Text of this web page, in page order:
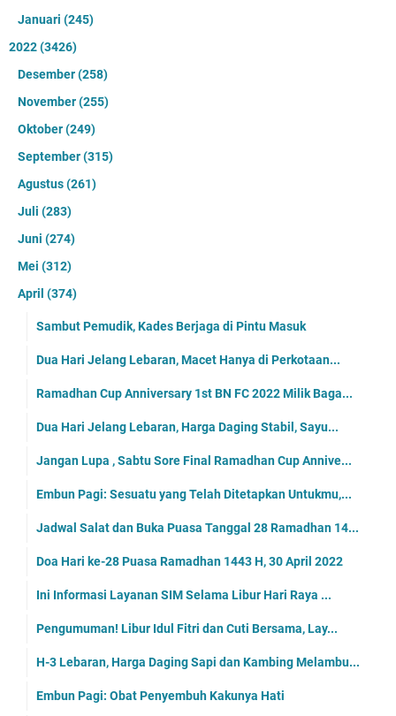
Januari (245)
2022(3426)
Desember(258)
November(255)
Oktober(249)
September(315)
Agustus(261)
Juli (283)
Juni (274)
Mei (312)
April (374)
Sambut Pemudik, Kades Berjaga di Pintu Masuk
Dua Hari Jelang Lebaran, Macet Hanya di Perkotaan...
Ramadhan Cup Anniversary 1st BN FC 2022 Milik Baga...
Dua Hari Jelang Lebaran, Harga Daging Stabil, Sayu...
Jangan Lupa , Sabtu Sore Final Ramadhan Cup Annive...
Embun Pagi: Sesuatu yang Telah Ditetapkan Untukmu,...
Jadwal Salat dan Buka Puasa Tanggal 28 Ramadhan 14...
Doa Hari ke-28 Puasa Ramadhan 1443 H, 30 April 2022
Ini Informasi Layanan SIM Selama Libur Hari Raya ...
Pengumuman! Libur Idul Fitri dan Cuti Bersama, Lay...
H-3 Lebaran, Harga Daging Sapi dan Kambing Melambu...
Embun Pagi: Obat Penyembuh Kakunya Hati